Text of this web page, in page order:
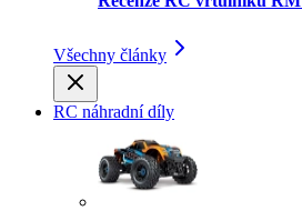
Všechny články
RC náhradní díly